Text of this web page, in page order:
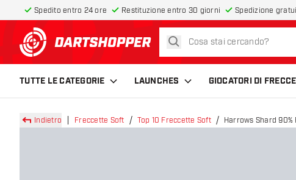
Spedito entro 24 ore Restituzione entro 30 giorni Spedizione
torna alla home page
cerca
TUTTE LE CATEGORIE LAUNCHES GIOCATORI DI
Indietro Freccette Soft Top 10 Freccette Soft Harrows Shard